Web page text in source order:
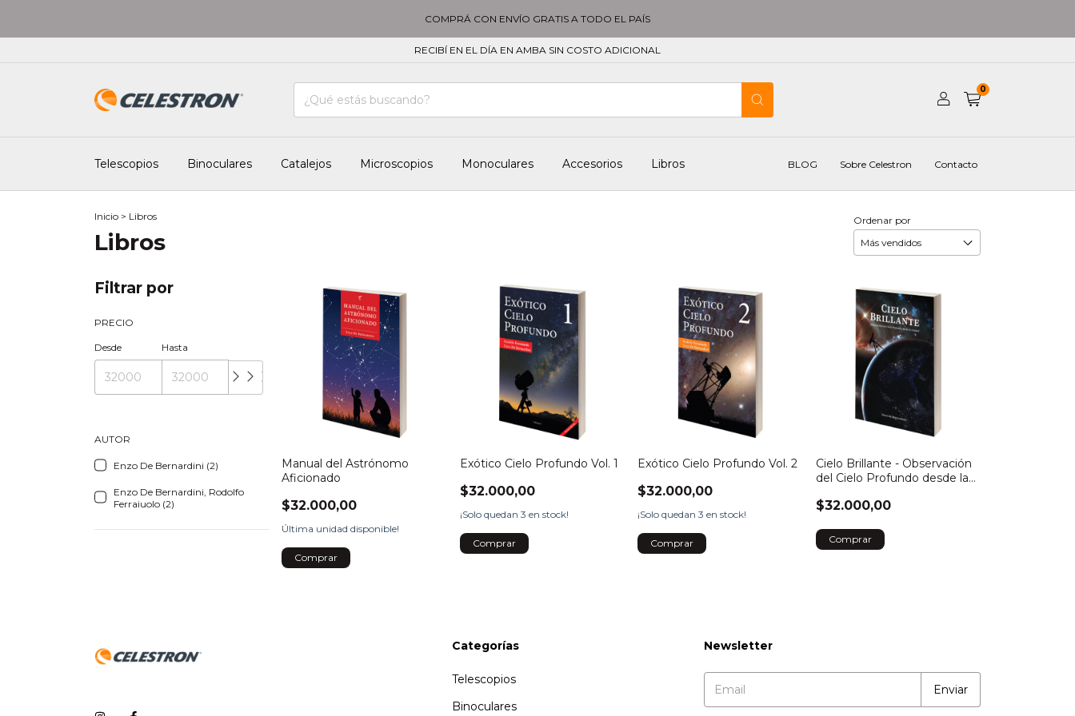
COMPRÁ CON ENVÍO GRATIS A TODO EL PAÍS
RECIBÍ EN EL DÍA EN AMBA SIN COSTO ADICIONAL
0
Telescopios Binoculares Catalejos Microscopios Monoculares Accesorios Libros BLOG Sobre Celestron Contacto
Inicio > Libros
Libros
Ordenar por
Filtrar por
PRECIO
Desde Hasta
AUTOR
Enzo De Bernardini (2)
Enzo De Bernardini, Rodolfo
Ferraiuolo (2)
Manual del Astrónomo
Aficionado
$32.000,00
Última unidad disponible!
Exótico Cielo Profundo Vol. 1
$32.000,00
¡Solo quedan 3 en stock!
Exótico Cielo Profundo Vol. 2
$32.000,00
¡Solo quedan3 en stock!
Cielo Brillante - Observación
del Cielo Profundo desde la
$32.000,00
Categorías
Telescopios
Binoculares
Newsletter